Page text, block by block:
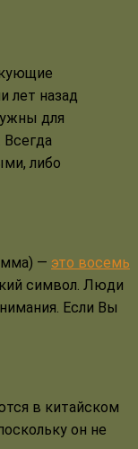
лет назад
для
либо
— это восемь
символ. Люди
Если Вы
в китайском
он не